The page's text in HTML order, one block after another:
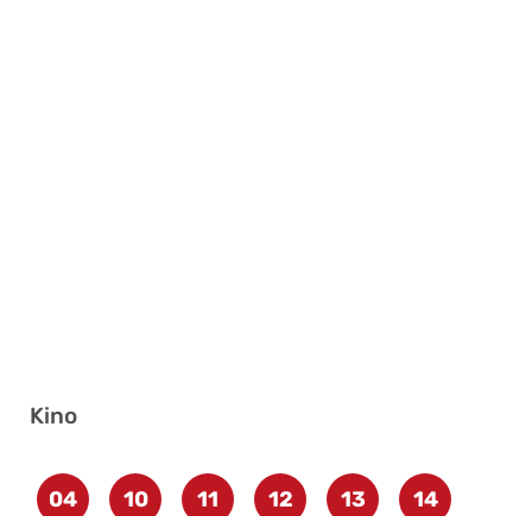
Kino
04 10 11 12 13 14